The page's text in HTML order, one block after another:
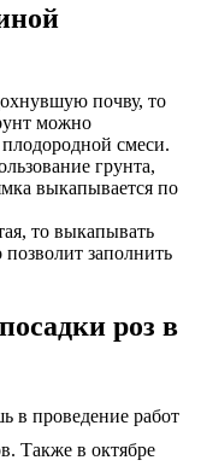
почву, то
можно
смеси.
грунта,
выкапывается по
то выкапывать
заполнить
роз в
в проведение работ
Также в октябре